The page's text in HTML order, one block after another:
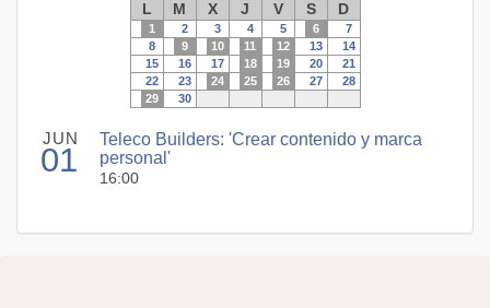
L M X J V S D
1 2 3 4 5 6
7
8
9 10 11 12 13
14
15
16 17 18 19 20
21
22
23 24 25 26 27
28
29
30
JUN
01
Teleco Builders: 'Crear contenido y marca
personal'
16:00